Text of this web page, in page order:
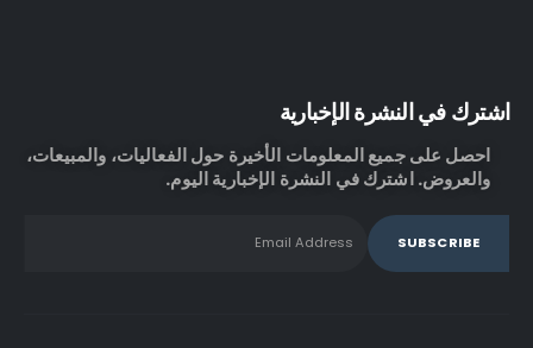
اشترك في النشرة الإخبارية
احصل على جميع المعلومات الأخيرة حول الفعاليات، والمبيعات،
والعروض. اشترك في النشرة الإخبارية اليوم.